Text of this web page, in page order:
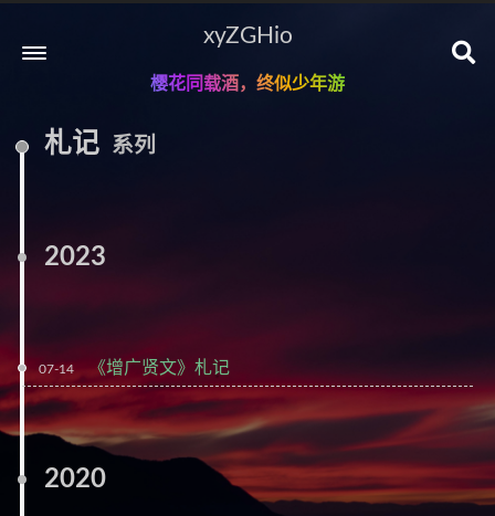
xyZGHio
樱花同载酒，终似少年游
札记 系列
2023
07-14 《增广贤文》札记
2020